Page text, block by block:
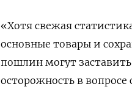
«Хотя свежая
основные товары и
пошлин могут
осторожность в